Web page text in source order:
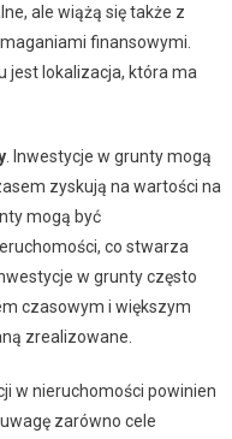
ale wiążą się także z
finansowymi.
jest lokalizacja, która ma
. Inwestycje w grunty mogą
zyskują na wartości na
mogą być
co stwarza
w grunty często
czasowym i większym
zrealizowane.
w nieruchomości powinien
zarówno cele